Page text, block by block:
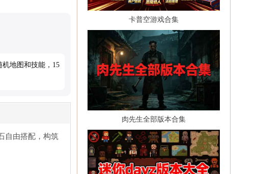
地图和技能，15
自由搭配，构筑
卡普空游戏合集
肉先生全部版本合集